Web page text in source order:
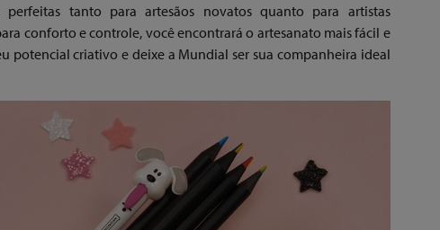
perfeitas tanto para artesãos novatos quanto para artistas
conforto e controle, você encontrará o artesanato mais fácil e
potencial criativo e deixe a Mundial ser sua companheira ideal